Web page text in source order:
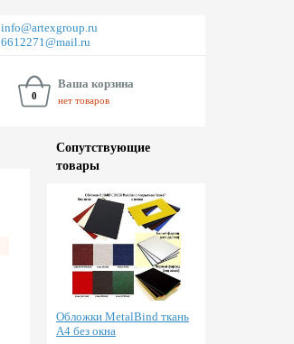
info@artexgroup.ru
6612271@mail.ru
0
Ваша корзина
нет товаров
Сопут­ствую­щие
товары
Обложки MetalBind ткань
А4 без окна